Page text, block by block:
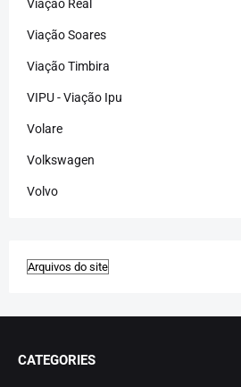
Viação Real
Viação Soares
Viação Timbira
VIPU - Viação Ipu
Volare
Volkswagen
Volvo
CATEGORIES